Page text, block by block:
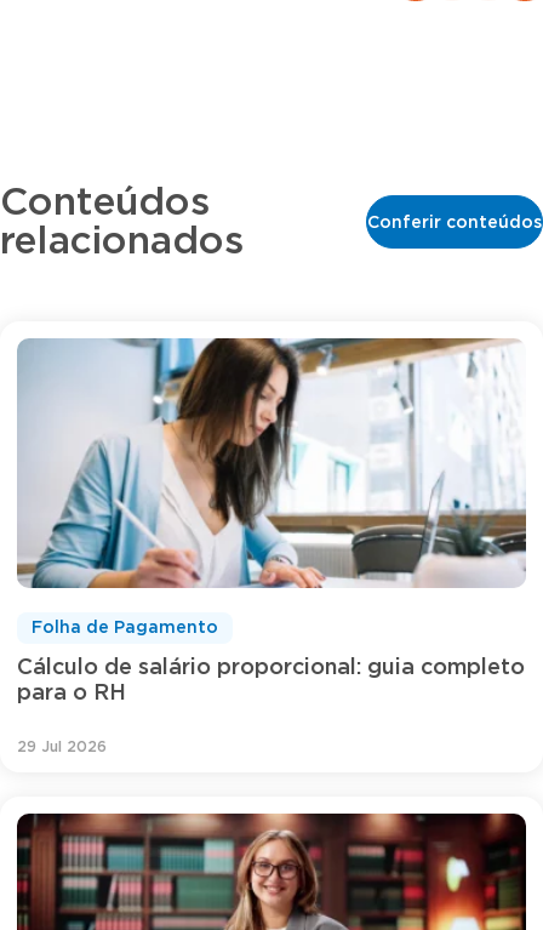
Conteúdos
relacionados
Conferir conteúdos
Cálculo de salário proporcional: guia completo
para o RH
Folha de Pagamento
29 Jul 2026